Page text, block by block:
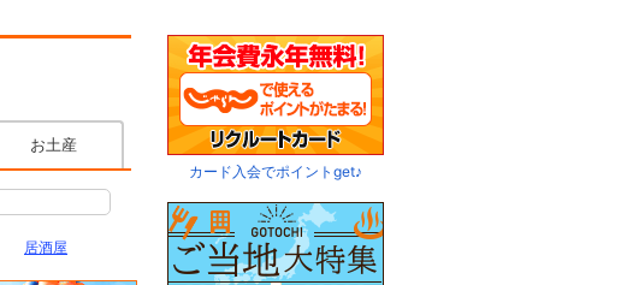
お土産
居酒屋
カード入会でポイントget♪